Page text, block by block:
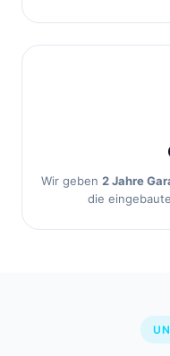
Wir geben 2 Jahre
die